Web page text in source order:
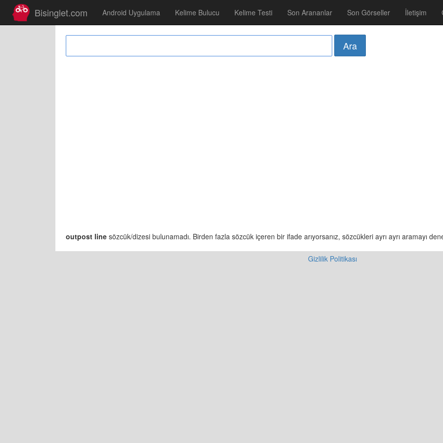
Bisinglet.com Android Uygulama Kelime Bulucu Kelime Testi Son Arananlar Son Görseller İletişim
outpost line sözcük/dizesi bulunamadı. Birden fazla sözcük içeren bir ifade arıyorsanız, sözcükleri ayrı ayrı aramayı
Gizlilik Politikası